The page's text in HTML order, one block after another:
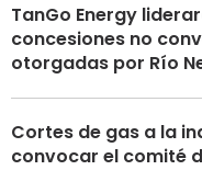
TanGo Energy
concesiones no
otorgadas por Río
Cortes de gas a la
convocar el comité